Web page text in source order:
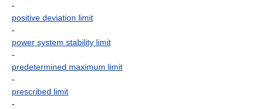
-
positive deviation limit
-
power system stability limit
-
predetermined maximum limit
-
prescribed limit
-